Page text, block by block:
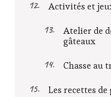
Activités et
Atelier de
gâteaux
Chasse au
Les recettes de